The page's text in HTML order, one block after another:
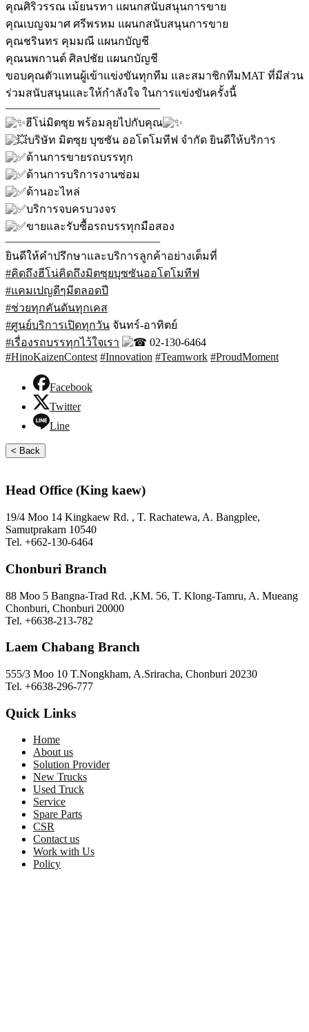
คุณศิริวรรณ เม้ยนรทา แผนกสนับสนุนการขาย
คุณเบญจมาศ ศรีพรหม แผนกสนับสนุนการขาย
คุณชรินทร คุมมณี แผนกบัญชี
คุณนพกานต์ ศิลปชัย แผนกบัญชี
ขอบคุณตัวแทนผู้เข้าแข่งขันทุกทีม และสมาชิกทีมMAT ที่มีส่วน
ร่วมสนับสนุนและให้กำลังใจ ในการแข่งขันครั้งนี้
——————————————
ฮีโน่มิตซุย พร้อมลุยไปกับคุณ
บริษัท มิตซุย บุซซัน ออโตโมทีฟ จำกัด ยินดีให้บริการ
ด้านการขายรถบรรทุก
ด้านการบริการงานซ่อม
ด้านอะไหล่
บริการจบครบวงจร
ขายและรับซื้อรถบรรทุกมือสอง
——————————————
ยินดีให้คำปรึกษาและบริการลูกค้าอย่างเต็มที่
#คิดถึงฮีโน่คิดถึงมิตซุยบุซซันออโตโมทีฟ
#แคมเปญดีๆมีตลอดปี
#ช่วยทุกคันดันทุกเคส
#ศูนย์บริการเปิดทุกวัน จันทร์-อาทิตย์
#เรื่องรถบรรทุกไว้ใจเรา
02-130-6464
#HinoKaizenContest #Innovation #Teamwork #ProudMoment
Facebook
Twitter
Line
< Back
Head Office (King kaew)
19/4 Moo 14 Kingkaew Rd. , T. Rachatewa, A. Bangplee,
Samutprakarn 10540
Tel. +662-130-6464
Chonburi Branch
88 Moo 5 Bangna-Trad Rd. ,KM. 56, T. Klong-Tamru, A. Mueang
Chonburi, Chonburi 20000
Tel. +6638-213-782
Laem Chabang Branch
555/3 Moo 10 T.Nongkham, A.Sriracha, Chonburi 20230
Tel. +6638-296-777
Quick Links
Home
About us
Solution Provider
New Trucks
Used Truck
Service
Spare Parts
CSR
Contact us
Work with Us
Policy